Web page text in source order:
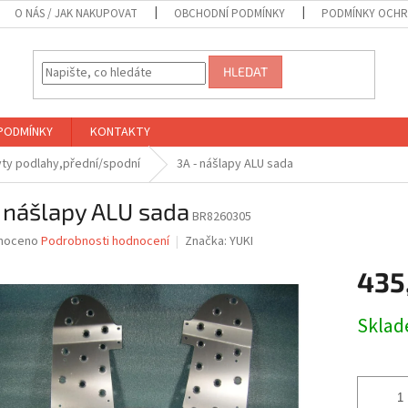
O NÁS / JAK NAKUPOVAT OBCHODNÍ PODMÍNKY PODMÍNKY
HLEDAT
KONTAKTY
podlahy,přední/spodní 3A - nášlapy ALU sada
ALU sada BR8260305
Podrobnosti hodnocení Značka: YUKI
cena: